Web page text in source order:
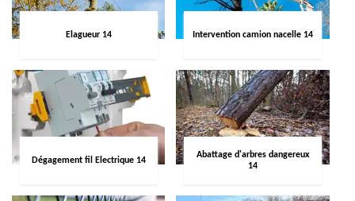
Elagueur 14 Intervention camion nacelle 14
Dégagement fil Electrique 14
Abattage d'arbres dangereux
14